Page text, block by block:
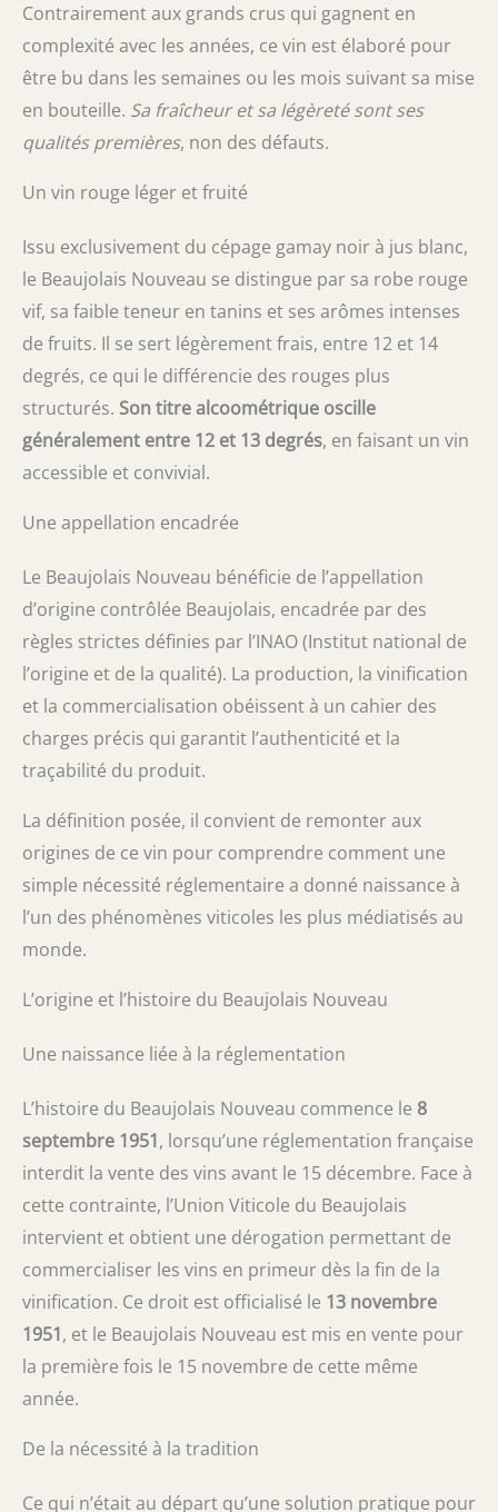
Contrairement aux grands crus qui gagnent en
complexité avec les années, ce vin est élaboré pour
être bu dans les semaines ou les mois suivant sa mise
en bouteille. Sa fraîcheur et sa légèreté sont ses
qualités premières, non des défauts.
Un vin rouge léger et fruité
Issu exclusivement du cépage gamay noir à jus blanc,
le Beaujolais Nouveau se distingue par sa robe rouge
vif, sa faible teneur en tanins et ses arômes intenses
de fruits. Il se sert légèrement frais, entre 12 et 14
degrés, ce qui le différencie des rouges plus
structurés. Son titre alcoométrique oscille
généralement entre 12 et 13 degrés, en faisant un vin
accessible et convivial.
Une appellation encadrée
Le Beaujolais Nouveau bénéficie de l’appellation
d’origine contrôlée Beaujolais, encadrée par des
règles strictes définies par l’INAO (Institut national de
l’origine et de la qualité). La production, la vinification
et la commercialisation obéissent à un cahier des
charges précis qui garantit l’authenticité et la
traçabilité du produit.
La définition posée, il convient de remonter aux
origines de ce vin pour comprendre comment une
simple nécessité réglementaire a donné naissance à
l’un des phénomènes viticoles les plus médiatisés au
monde.
L’origine et l’histoire du Beaujolais Nouveau
Une naissance liée à la réglementation
L’histoire du Beaujolais Nouveau commence le 8
septembre 1951, lorsqu’une réglementation française
interdit la vente des vins avant le 15 décembre. Face à
cette contrainte, l’Union Viticole du Beaujolais
intervient et obtient une dérogation permettant de
commercialiser les vins en primeur dès la fin de la
vinification. Ce droit est officialisé le 13 novembre
1951, et le Beaujolais Nouveau est mis en vente pour
la première fois le 15 novembre de cette même
année.
De la nécessité à la tradition
Ce qui n’était au départ qu’une solution pratique pour